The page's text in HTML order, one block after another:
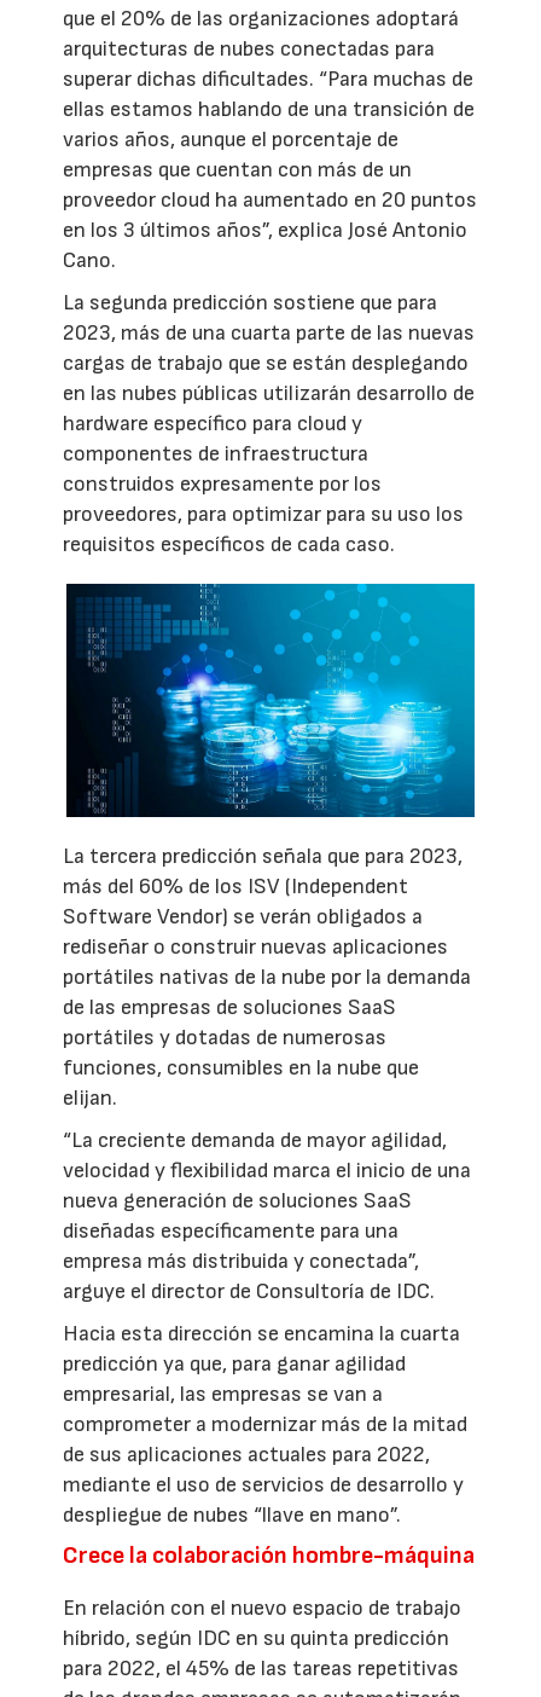
que el 20% de las organizaciones adoptará
arquitecturas de nubes conectadas para
superar dichas dificultades. “Para muchas de
ellas estamos hablando de una transición de
varios años, aunque el porcentaje de
empresas que cuentan con más de un
proveedor cloud ha aumentado en 20 puntos
en los 3 últimos años”, explica José Antonio
Cano.
La segunda predicción sostiene que para
2023, más de una cuarta parte de las nuevas
cargas de trabajo que se están desplegando
en las nubes públicas utilizarán desarrollo de
hardware específico para cloud y
componentes de infraestructura
construidos expresamente por los
proveedores, para optimizar para su uso los
requisitos específicos de cada caso.
La tercera predicción señala que para 2023,
más del 60% de los ISV (Independent
Software Vendor) se verán obligados a
rediseñar o construir nuevas aplicaciones
portátiles nativas de la nube por la demanda
de las empresas de soluciones SaaS
portátiles y dotadas de numerosas
funciones, consumibles en la nube que
elijan.
“La creciente demanda de mayor agilidad,
velocidad y flexibilidad marca el inicio de una
nueva generación de soluciones SaaS
diseñadas específicamente para una
empresa más distribuida y conectada”,
arguye el director de Consultoría de IDC.
Hacia esta dirección se encamina la cuarta
predicción ya que, para ganar agilidad
empresarial, las empresas se van a
comprometer a modernizar más de la mitad
de sus aplicaciones actuales para 2022,
mediante el uso de servicios de desarrollo y
despliegue de nubes “llave en mano”.
Crece la colaboración hombre-máquina
En relación con el nuevo espacio de trabajo
híbrido, según IDC en su quinta predicción
para 2022, el 45% de las tareas repetitivas